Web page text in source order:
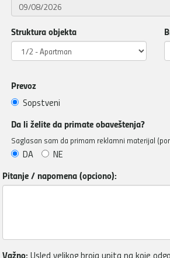
Struktura objekta
Prevoz
Sopstveni
Da li želite da primate obaveštenja?
Saglasan sam da primam reklamni materijal
DA NE
Pitanje / napomena (opciono):
Važno: Usled velikog broja upita na koje